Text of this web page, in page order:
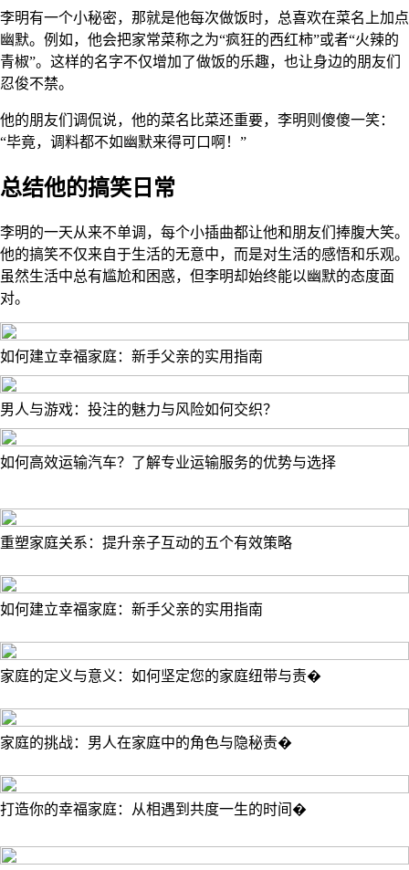
李明有一个小秘密，那就是他每次做饭时，总喜欢在菜名上加点
幽默。例如，他会把家常菜称之为“疯狂的西红柿”或者“火辣的
青椒”。这样的名字不仅增加了做饭的乐趣，也让身边的朋友们
忍俊不禁。
他的朋友们调侃说，他的菜名比菜还重要，李明则傻傻一笑：
“毕竟，调料都不如幽默来得可口啊！”
总结他的搞笑日常
李明的一天从来不单调，每个小插曲都让他和朋友们捧腹大笑。
他的搞笑不仅来自于生活的无意中，而是对生活的感悟和乐观。
虽然生活中总有尴尬和困惑，但李明却始终能以幽默的态度面
对。
如何建立幸福家庭：新手父亲的实用指南
男人与游戏：投注的魅力与风险如何交织？
如何高效运输汽车？了解专业运输服务的优势与选择
重塑家庭关系：提升亲子互动的五个有效策略
如何建立幸福家庭：新手父亲的实用指南
家庭的定义与意义：如何坚定您的家庭纽带与责�
家庭的挑战：男人在家庭中的角色与隐秘责�
打造你的幸福家庭：从相遇到共度一生的时间�